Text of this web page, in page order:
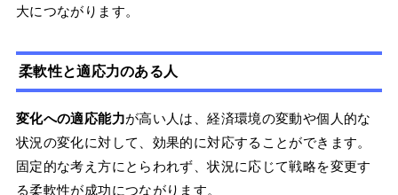
大につながります。
柔軟性と適応力のある人
変化への適応能力が高い人は、経済環境の変動や個人的な
状況の変化に対して、効果的に対応することができます。
固定的な考え方にとらわれず、状況に応じて戦略を変更す
る柔軟性が成功につながります。